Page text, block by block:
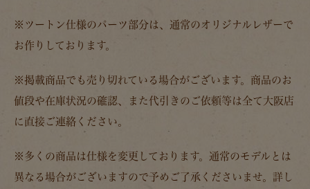
※ ツートン仕様のパーツ部分は、通常のオリジナルレザーで
お作りしております。
※掲載商品でも売り切れている場合がございます。 商品のお
値段や在庫状況の確認、また代引きのご依頼等は全て大阪店
に直接ご連絡ください。
※多くの商品は仕様を変更しております。通常のモデルとは
異なる場合がございますので予めご了承くださいませ。詳し